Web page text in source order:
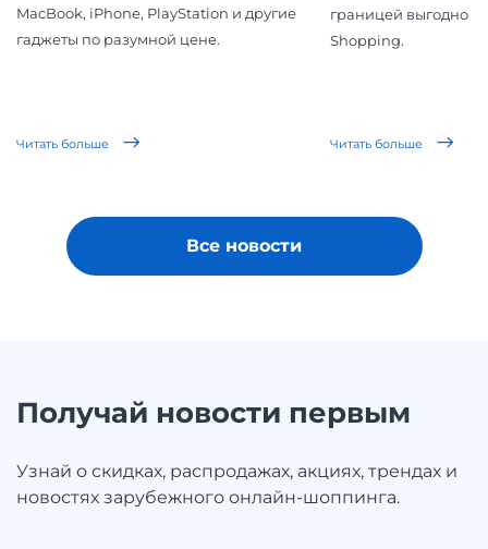
MacBook, iPhone, PlayStation и другие
гаджеты по разумной цене.
Читать больше
границей выгодно
Shopping.
Читать больше
Все новости
Получай новости первым
Узнай о скидках, распродажах, акциях, трендах и
новостях зарубежного онлайн-шоппинга.